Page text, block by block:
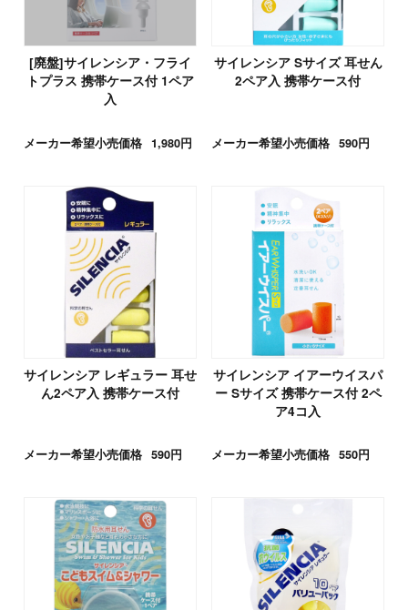
[廃盤]サイレンシア・フライ
トプラス 携帯ケース付 1ペア
入
メーカー希望小売価格 1,980円
サイレンシア Sサイズ 耳せん
2ペア入 携帯ケース付
メーカー希望小売価格 590円
サイレンシア レギュラー 耳せ
ん2ペア入 携帯ケース付
メーカー希望小売価格 590円
サイレンシア イアーウイスパ
ー Sサイズ 携帯ケース付 2ペ
ア4コ入
メーカー希望小売価格 550円